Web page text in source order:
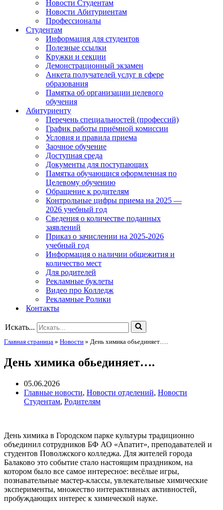
Новости Студентам
Новости Абитуриентам
Профессионалы
Студентам
Информация для студентов
Полезные ссылки
Кружки и секции
Демонстрационный экзамен
Анкета получателей услуг в сфере
образования
Памятка об организации целевого
обучения
Абитуриенту
Перечень специальностей (профессий)
График работы приёмной комиссии
Условия и правила приема
Заочное обучение
Доступная среда
Документы для поступающих
Памятка обучающися оформленная по
Целевому обучению
Обращение к родителям
Контрольные цифры приема на 2025 —
2026 учебный год
Сведения о количестве поданных
заявлений
Приказ о зачислении на 2025-2026
учебный год
Информация о наличии общежития и
количество мест
Для родителей
Рекламные буклеты
Видео про Колледж
Рекламные Ролики
Контакты
Искать...
Главная страница » Новости » День химика обьединяет….
День химика обьединяет….
05.06.2026
Главные новости, Новости отделений, Новости
Студентам, Родителям
День химика в Городском парке культуры традиционно
объединил сотрудников БФ АО «Апатит», преподавателей и
студентов Поволжского колледжа. Для жителей города
Балаково это событие стало настоящим праздником, на
котором было все самое интересное: весёлые игры,
познавательные мастер-классы, увлекательные химические
эксперименты, множество интерактивных активностей,
пробуждающих интерес к химической науке.